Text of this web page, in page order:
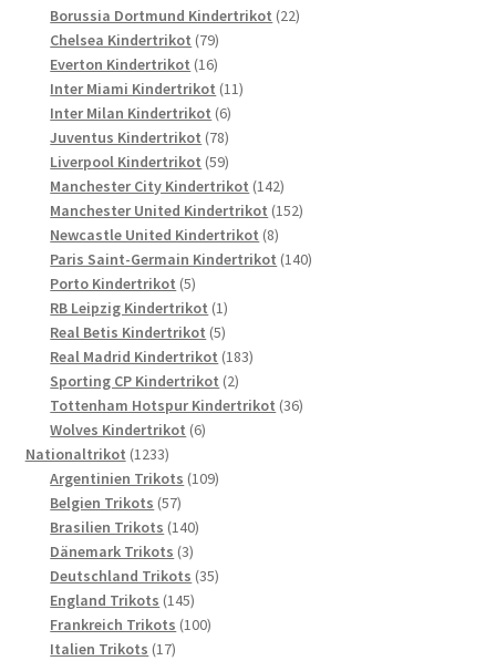
Produkte
Borussia Dortmund Kindertrikot 2222
Chelsea Kindertrikot 7979
Produkte
Everton Kindertrikot 1616
Produkte
Inter Miami Kindertrikot 1111
Inter Milan Kindertrikot 66
Produkte
Juventus Kindertrikot 7878
Produkte
Liverpool Kindertrikot 5959
Produkte
Manchester City Kindertrikot 142142
Produkte
Manchester United Kindertrikot 152152
Newcastle United Kindertrikot 88
Produkte
Paris Saint-Germain Kindertrikot 140140
Porto Kindertrikot 55
Produkte
RB Leipzig Kindertrikot 11
Produkt
Real Betis Kindertrikot 55
Produkte
Real Madrid Kindertrikot 183183
Sporting CP Kindertrikot 22
Produkte
Tottenham Hotspur Kindertrikot 3636
Wolves Kindertrikot 66
Nationaltrikot 12331233
Produkte
Argentinien Trikots 109109
Belgien Trikots 5757
Produkte
Brasilien Trikots 140140
Dänemark Trikots 33
Produkte
Deutschland Trikots 3535
England Trikots 145145
Produkte
Frankreich Trikots 100100
Italien Trikots 1717